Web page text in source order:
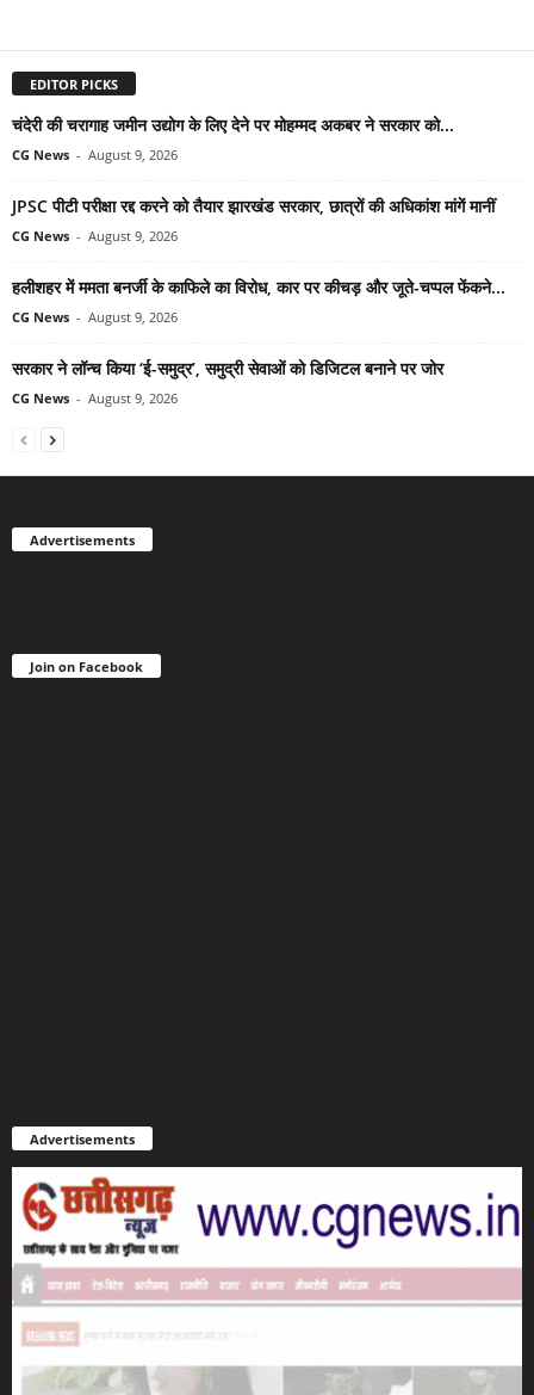
EDITOR PICKS
चंदेरी की चरागाह जमीन उद्योग के लिए देने पर मोहम्मद अकबर ने सरकार को...
CG News - August 9, 2026
JPSC पीटी परीक्षा रद्द करने को तैयार झारखंड सरकार, छात्रों की अधिकांश मांगें मानीं
CG News - August 9, 2026
हलीशहर में ममता बनर्जी के काफिले का विरोध, कार पर कीचड़ और जूते-चप्पल फेंकने...
CG News - August 9, 2026
सरकार ने लॉन्च किया ‘ई-समुद्र’, समुद्री सेवाओं को डिजिटल बनाने पर जोर
CG News - August 9, 2026
Advertisements
Join on Facebook
Advertisements